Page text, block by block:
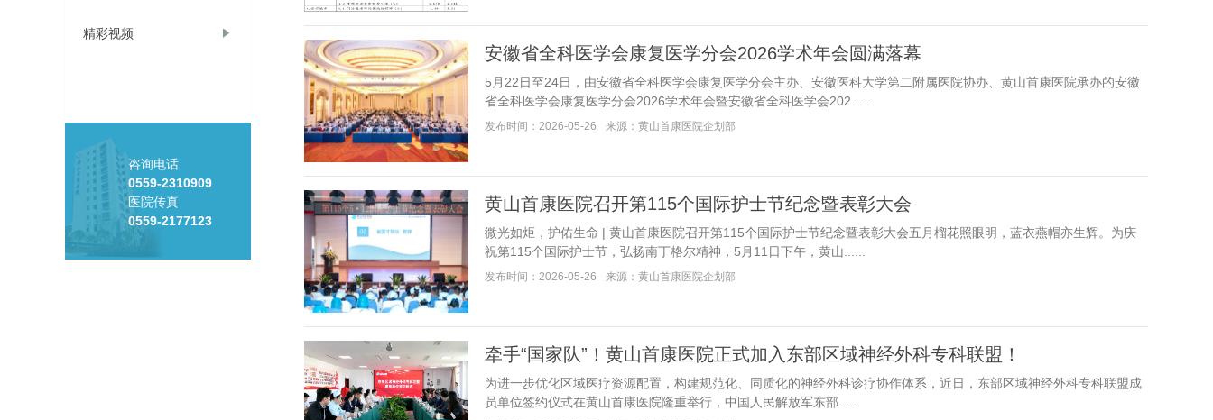
精彩视频
咨询电话
0559-2310909
医院传真
0559-2177123
安徽省全科医学会康复医学分会2026学术年会圆满落幕
5月22日至24日，由安徽省全科医学会康复医学分会主办、安徽医科大学第二附属医院协办、黄山首康医院承办的安徽
省全科医学会康复医学分会2026学术年会暨安徽省全科医学会202......
发布时间：2026-05-26 来源：黄山首康医院企划部
黄山首康医院召开第115个国际护士节纪念暨表彰大会
微光如炬，护佑生命 | 黄山首康医院召开第115个国际护士节纪念暨表彰大会五月榴花照眼明，蓝衣燕帽亦生辉。为庆
祝第115个国际护士节，弘扬南丁格尔精神，5月11日下午，黄山......
发布时间：2026-05-26 来源：黄山首康医院企划部
牵手“国家队”！黄山首康医院正式加入东部区域神经外科专科联盟！
为进一步优化区域医疗资源配置，构建规范化、同质化的神经外科诊疗协作体系，近日，东部区域神经外科专科联盟成
员单位签约仪式在黄山首康医院隆重举行，中国人民解放军东部......